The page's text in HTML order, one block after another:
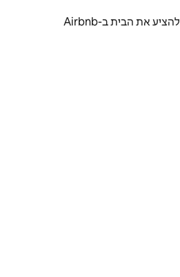
להציע את הבית ב-Airbnb